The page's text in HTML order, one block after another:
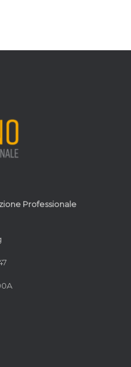
Professionale